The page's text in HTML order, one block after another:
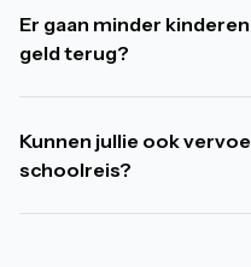
Er gaan minder
geld terug?
Kunnen jullie ook
schoolreis?